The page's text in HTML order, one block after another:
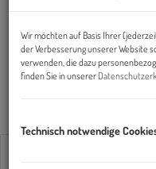
vom Büro entfernt. Ein
Umgebung runden einen
Unsere
Decus Immobilien | Wir
Wir möchten auf Basis Ihrer
der Verbesserung unserer Website
verwenden, die dazu
finden Sie in unserer
Technisch notwendige